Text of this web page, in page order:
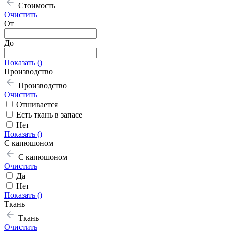
Стоимость
Очистить
От
До
Показать ()
Производство
Производство
Очистить
Отшивается
Есть ткань в запасе
Нет
Показать ()
С капюшоном
С капюшоном
Очистить
Да
Нет
Показать ()
Ткань
Ткань
Очистить